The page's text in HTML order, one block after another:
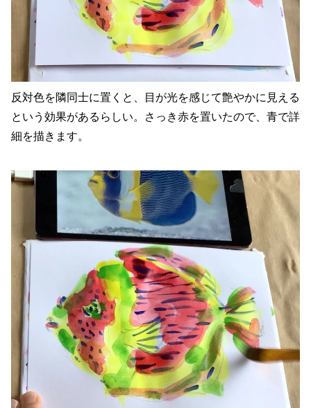
反対色を隣同士に置くと、目が光を感じて艶やかに見える
という効果があるらしい。さっき赤を置いたので、青で詳
細を描きます。